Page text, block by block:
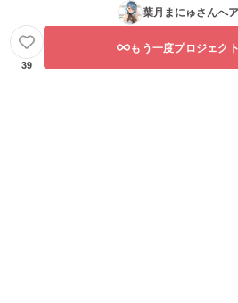
葉月まにゅさんへ
39
もう一度プロジェク